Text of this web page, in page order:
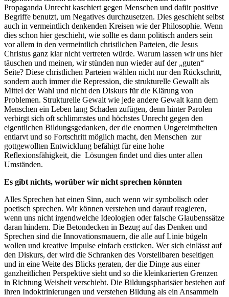
Propaganda Unrecht kaschiert gegen Menschen und dafür positive
Begriffe benutzt, um Negatives durchzusetzen. Dies geschieht selbst
auch in vermeintlich denkenden Kreisen wie der Philosophie. Wenn
dies schon hier geschieht, wie sollte es dann politisch anders sein
vor allem in den vermeintlich christlichen Parteien, die Jesus
Christus ganz klar nicht vertreten würde. Warum lassen wir uns hier
täuschen und meinen, wir stünden nun wieder auf der „guten“
Seite? Diese christlichen Parteien wählen nicht nur den Rückschritt,
sondern auch immer die Repression, die strukturelle Gewallt als
Mittel der Wahl und nicht den Diskurs für die Klärung von
Problemen. Strukturelle Gewalt wie jede andere Gewalt kann dem
Menschen ein Leben lang Schaden zufügen, denn hinter Parolen
verbirgt sich oft schlimmstes und höchstes Unrecht gegen den
eigentlichen Bildungsgedanken, der die enormen Ungereimtheiten
entlarvt und so Fortschritt möglich macht, den Menschen zur
gottgewollten Entwicklung befähigt für eine hohe
Reflexionsfähigkeit, die Lösungen findet und dies unter allen
Umständen.
Es gibt nichts, worüber wir nicht sprechen könnten
Alles Sprechen hat einen Sinn, auch wenn wir symbolisch oder
poetisch sprechen. Wir können verstehen und darauf reagieren,
wenn uns nicht irgendwelche Ideologien oder falsche Glaubenssätze
daran hindern. Die Betondecken in Bezug auf das Denken und
Sprechen sind die Innovationsmauern, die alle auf Linie bügeln
wollen und kreative Impulse einfach ersticken. Wer sich einlässt auf
den Diskurs, der wird die Schranken des Vorstellbaren beseitigen
und in eine Weite des Blicks geraten, der die Dinge aus einer
ganzheitlichen Perspektive sieht und so die kleinkarierten Grenzen
in Richtung Weisheit verschiebt. Die Bildungspharisäer bestehen auf
ihren Indoktrinierungen und verstehen Bildung als ein Ansammeln